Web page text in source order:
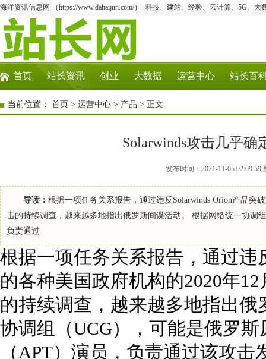
海洋资讯信息网 （https://www.dahaijun.com/）- 科技、建站、经验、云计算、5G、大
首页 站长资讯 创业 大数据 运营中心 站长百
当前位置： 首页 > 运营中心 > 产品 > 正文
Solarwinds攻击几乎
发布时间：2021-11-05
导读： 根据一项任务关系报告，通过违反Solarwinds Orion产品突
击的持续调查，越来越多地指出俄罗斯间谍活动。 根据网络统一协调
负责通过
根据一项任务关系报告，通过违
的各种美国政府机构的2020年
的持续调查，越来越多地指出
协调组（UCG），可能是俄罗
（APT）演员，负责通过该攻